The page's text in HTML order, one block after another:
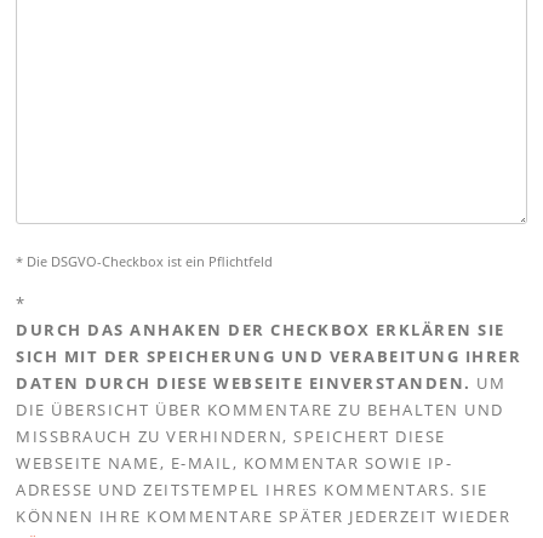
* Die DSGVO-Checkbox ist ein Pflichtfeld
*
DURCH DAS ANHAKEN DER CHECKBOX ERKLÄREN SIE
SICH MIT DER SPEICHERUNG UND VERABEITUNG IHRER
DATEN DURCH DIESE WEBSEITE EINVERSTANDEN. UM
DIE ÜBERSICHT ÜBER KOMMENTARE ZU BEHALTEN UND
MISSBRAUCH ZU VERHINDERN, SPEICHERT DIESE
WEBSEITE NAME, E-MAIL, KOMMENTAR SOWIE IP-
ADRESSE UND ZEITSTEMPEL IHRES KOMMENTARS. SIE
KÖNNEN IHRE KOMMENTARE SPÄTER JEDERZEIT WIEDER